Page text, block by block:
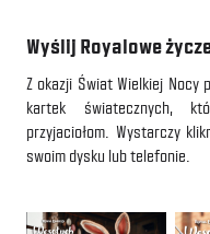
Wyślij Royalowe
Z okazji Świat Wielkiej Nocy
kartek światecznych,
przyjaciołom. Wystarczy
swoim dysku lub telefonie.